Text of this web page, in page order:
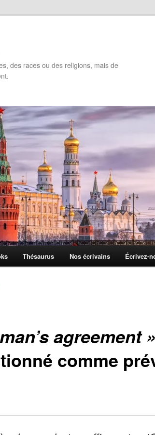
des races ou des religions, mais de
Thésaurus Nos écrivains Écrivez-
agreement »
comme